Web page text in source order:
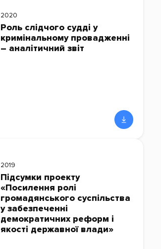
2020
Роль слідчого судді у
кримінальному провадженні
– аналітичний звіт
2019
Підсумки проекту
«Посилення ролі
громадянського суспільства
у забезпеченні
демократичних реформ і
якості державної влади»